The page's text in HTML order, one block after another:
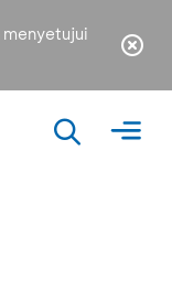
menyetujui